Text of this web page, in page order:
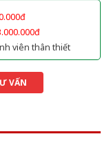
viên thân thiết
VẤN